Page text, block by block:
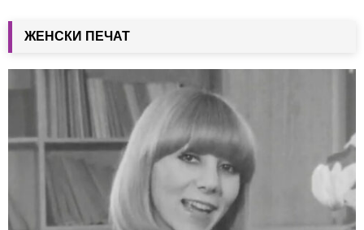
ЖЕНСКИ ПЕЧАТ